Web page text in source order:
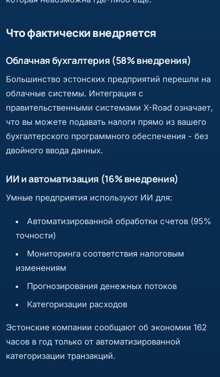
Что фактически внедряется
Облачная бухгалтерия (58% внедрения)
Большинство эстонских предприятий перешли на
облачные системы. Интеграция с
правительственными системами X-Road означает,
что вы можете подавать налоги прямо из вашего
бухгалтерского программного обеспечения - без
двойного ввода данных.
ИИ и автоматизация (16% внедрения)
Умные предприятия используют ИИ для:
Автоматизированной обработки счетов (95%
точности)
Мониторинга соответствия налоговым
изменениям
Прогнозирования денежных потоков
Категоризации расходов
Эстонские компании сообщают об экономии 162
часов в год только от автоматизированной
категоризации транзакций.